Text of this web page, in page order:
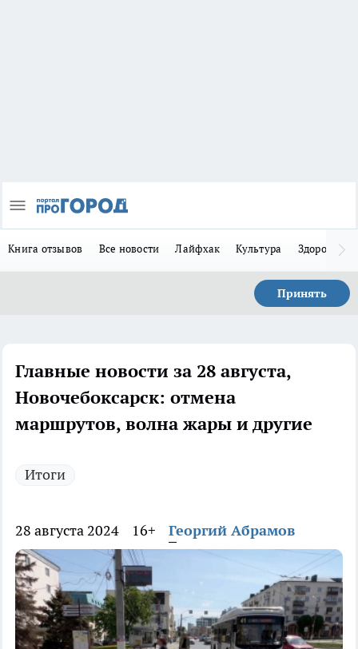
Книга отзывов Все новости Лайфхак Культура Здоровье
Принять
Главные новости за 28 августа,
Новочебоксарск: отмена
маршрутов, волна жары и другие
Итоги
28 августа 2024 16+ Георгий Абрамов